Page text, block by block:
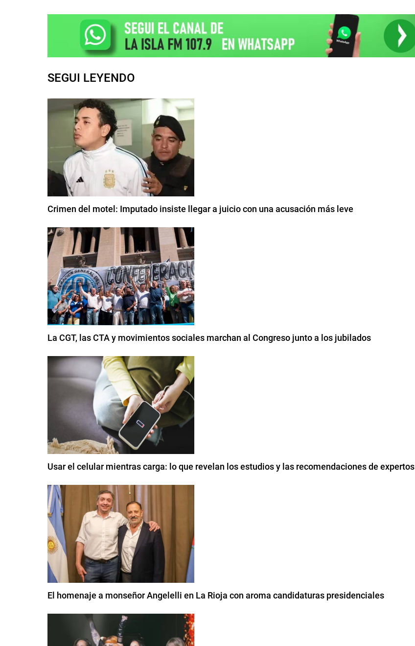
SEGUI LEYENDO
Crimen del motel: Imputado insiste llegar a juicio con una acusación más leve
La CGT, las CTA y movimientos sociales marchan al Congreso junto a los jubilados
Usar el celular mientras carga: lo que revelan los estudios y las recomendaciones de expertos
El homenaje a monseñor Angelelli en La Rioja con aroma candidaturas presidenciales